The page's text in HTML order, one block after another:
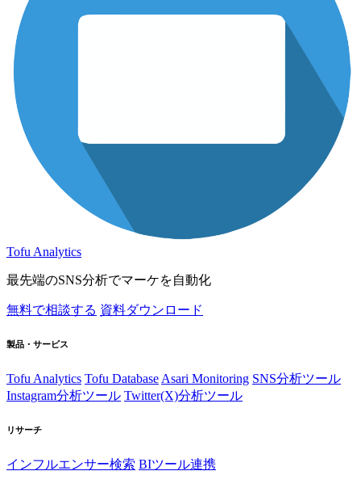
Tofu Analytics
最先端のSNS分析でマーケを自動化
無料で相談する 資料ダウンロード
製品・サービス
Tofu Analytics Tofu Database Asari Monitoring SNS分析ツール
Instagram分析ツール Twitter(X)分析ツール
リサーチ
インフルエンサー検索 BIツール連携